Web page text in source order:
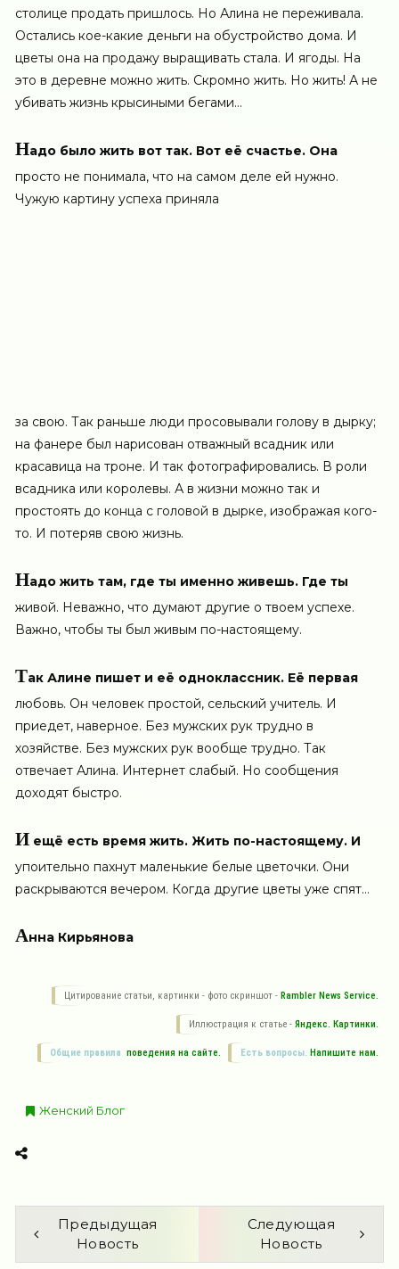
столице продать пришлось. Но Алина не переживала.
Остались кое-какие деньги на обустройство дома. И
цветы она на продажу выращивать стала. И ягоды. На
это в деревне можно жить. Скромно жить. Но жить! А не
убивать жизнь крысиными бегами…
Надо было жить вот так. Вот её счастье. Она
просто не понимала, что на самом деле ей нужно.
Чужую картину успеха приняла
за свою. Так раньше люди просовывали голову в дырку;
на фанере был нарисован отважный всадник или
красавица на троне. И так фотографировались. В роли
всадника или королевы. А в жизни можно так и
простоять до конца с головой в дырке, изображая кого-
то. И потеряв свою жизнь.
Надо жить там, где ты именно живешь. Где ты
живой. Неважно, что думают другие о твоем успехе.
Важно, чтобы ты был живым по-настоящему.
Так Алине пишет и её одноклассник. Её первая
любовь. Он человек простой, сельский учитель. И
приедет, наверное. Без мужских рук трудно в
хозяйстве. Без мужских рук вообще трудно. Так
отвечает Алина. Интернет слабый. Но сообщения
доходят быстро.
И ещё есть время жить. Жить по-настоящему. И
упоительно пахнут маленькие белые цветочки. Они
раскрываются вечером. Когда другие цветы уже спят…
Анна Кирьянова
Цитирование статьи, картинки - фото скриншот - Rambler News Service.
Иллюстрация к статье - Яндекс. Картинки.
Есть вопросы. Напишите нам.
Общие правила поведения на сайте.
Женский Блог
Предыдущая
Новость
Следующая
Новость